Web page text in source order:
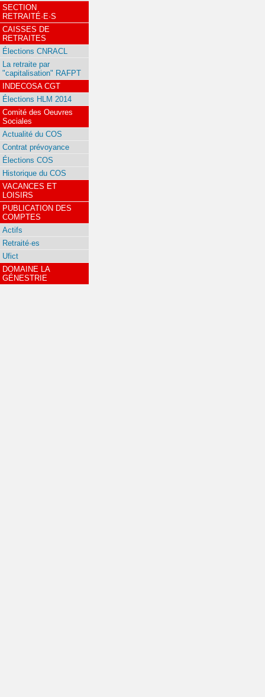
SECTION
RETRAITÉ·E·S
CAISSES DE
RETRAITES
Élections CNRACL
La retraite par
"capitalisation" RAFPT
INDECOSA CGT
Élections HLM 2014
Comité des Oeuvres
Sociales
Actualité du COS
Contrat prévoyance
Élections COS
Historique du COS
VACANCES ET
LOISIRS
PUBLICATION DES
COMPTES
Actifs
Retraité·es
Ufict
DOMAINE LA
GÉNESTRIE